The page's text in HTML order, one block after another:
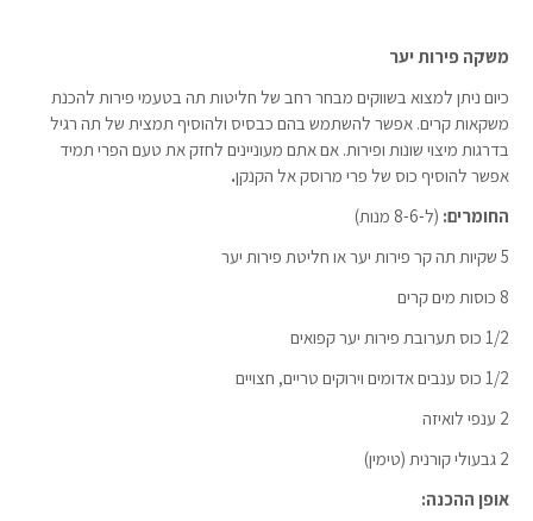
משקה פירות יער
כיום ניתן למצוא בשווקים מבחר רחב של חליטות תה בטעמי פירות להכנת
משקאות קרים. אפשר להשתמש בהם כבסיס ולהוסיף תמצית של תה רגיל
בדרגות מיצוי שונות ופירות. אם אתם מעוניינים לחזק את טעם הפרי תמיד
אפשר להוסיף כוס של פרי מרוסק אל הקנקן.
החומרים: (ל-8-6 מנות)
5 שקיות תה קר פירות יער או חליטת פירות יער
8 כוסות מים קרים
1/2 כוס תערובת פירות יער קפואים
1/2 כוס ענבים אדומים וירוקים טריים, חצויים
2 ענפי לואיזה
2 גבעולי קורנית (טימין)
אופן ההכנה: